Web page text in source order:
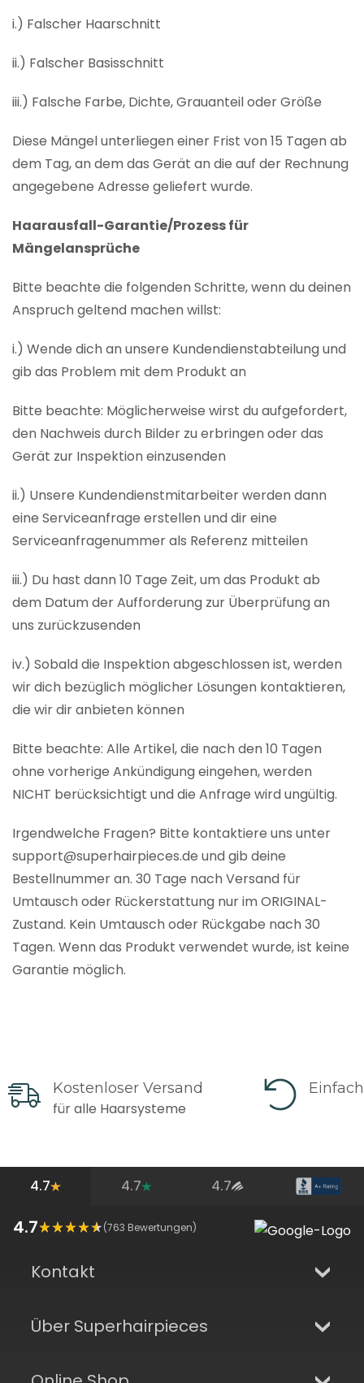
i.) Falscher Haarschnitt
ii.) Falscher Basisschnitt
iii.) Falsche Farbe, Dichte, Grauanteil oder Größe
Diese Mängel unterliegen einer Frist von 15 Tagen ab
dem Tag, an dem das Gerät an die auf der Rechnung
angegebene Adresse geliefert wurde.
Haarausfall-Garantie/Prozess für
Mängelansprüche
Bitte beachte die folgenden Schritte, wenn du deinen
Anspruch geltend machen willst:
i.) Wende dich an unsere Kundendienstabteilung und
gib das Problem mit dem Produkt an
Bitte beachte: Möglicherweise wirst du aufgefordert,
den Nachweis durch Bilder zu erbringen oder das
Gerät zur Inspektion einzusenden
ii.) Unsere Kundendienstmitarbeiter werden dann
eine Serviceanfrage erstellen und dir eine
Serviceanfragenummer als Referenz mitteilen
iii.) Du hast dann 10 Tage Zeit, um das Produkt ab
dem Datum der Aufforderung zur Überprüfung an
uns zurückzusenden
iv.) Sobald die Inspektion abgeschlossen ist, werden
wir dich bezüglich möglicher Lösungen kontaktieren,
die wir dir anbieten können
Bitte beachte: Alle Artikel, die nach den 10 Tagen
ohne vorherige Ankündigung eingehen, werden
NICHT berücksichtigt und die Anfrage wird ungültig.
Irgendwelche Fragen? Bitte kontaktiere uns unter
support@superhairpieces.de und gib deine
Bestellnummer an. 30 Tage nach Versand für
Umtausch oder Rückerstattung nur im ORIGINAL-
Zustand. Kein Umtausch oder Rückgabe nach 30
Tagen. Wenn das Produkt verwendet wurde, ist keine
Garantie möglich.
Kostenloser Versand
für alle Haarsysteme
4.7 4.7 4.7
4.7 (763 Bewertungen)
Kontakt
Über Superhairpieces